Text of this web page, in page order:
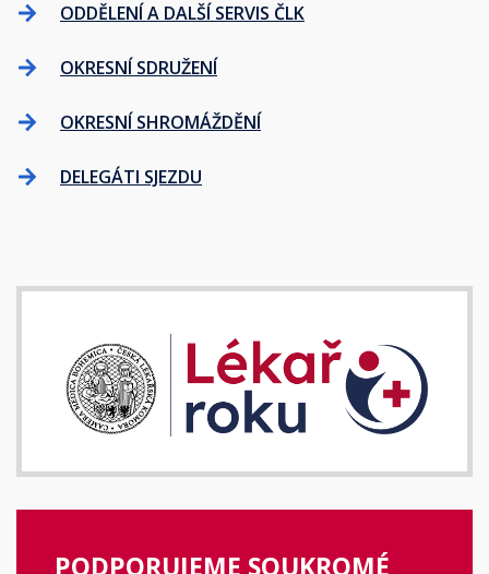
ODDĚLENÍ A DALŠÍ SERVIS ČLK
OKRESNÍ SDRUŽENÍ
OKRESNÍ SHROMÁŽDĚNÍ
DELEGÁTI SJEZDU
PODPORUJEME SOUKROMÉ